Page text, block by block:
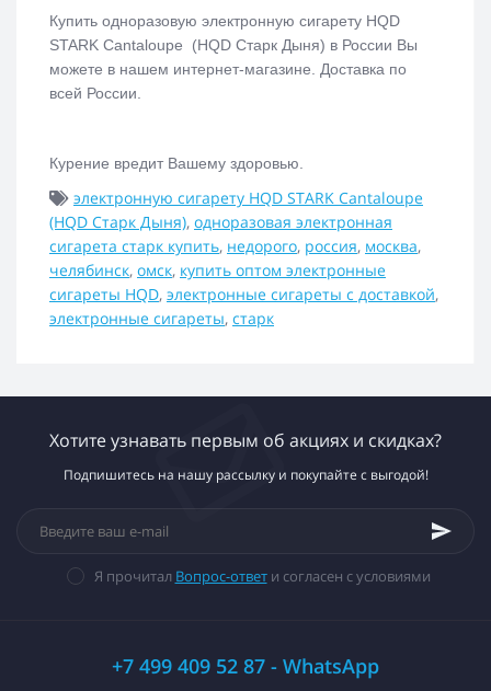
Купить одноразовую электронную сигарету HQD
STARK Cantaloupe (HQD Старк Дыня) в России Вы
можете в нашем интернет-магазине. Доставка по
всей России.
Курение вредит Вашему здоровью.
электронную сигарету HQD STARK Cantaloupe
(HQD Старк Дыня), одноразовая электронная
сигарета старк купить, недорого, россия, москва,
челябинск, омск, купить оптом электронные
сигареты HQD, электронные сигареты с доставкой,
электронные сигареты, старк
Хотите узнавать первым об акциях и скидках?
Подпишитесь на нашу рассылку и покупайте с выгодой!
Я прочитал Вопрос-ответи согласен с условиями
+7 499 409 52 87 - WhatsApp